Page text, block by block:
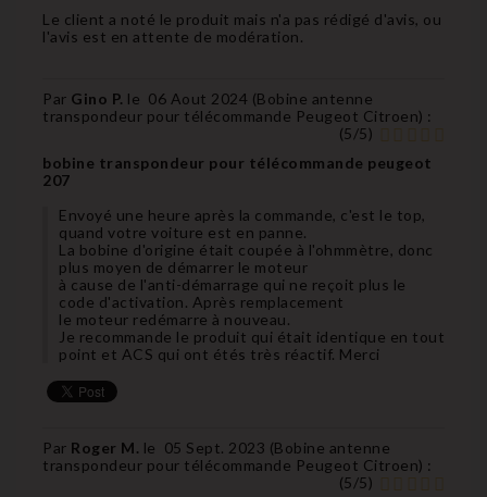
Le client a noté le produit mais n'a pas rédigé d'avis, ou
l'avis est en attente de modération.
Par Gino P. le 06 Aout 2024 (Bobine antenne
transpondeur pour télécommande Peugeot Citroen) :
(5/5)
bobine transpondeur pour télécommande peugeot
207
Envoyé une heure après la commande, c'est le top,
quand votre voiture est en panne.
La bobine d'origine était coupée à l'ohmmètre, donc
plus moyen de démarrer le moteur
à cause de l'anti-démarrage qui ne reçoit plus le
code d'activation. Après remplacement
le moteur redémarre à nouveau.
Je recommande le produit qui était identique en tout
point et ACS qui ont étés très réactif. Merci
Par Roger M. le 05 Sept. 2023 (Bobine antenne
transpondeur pour télécommande Peugeot Citroen) :
(5/5)